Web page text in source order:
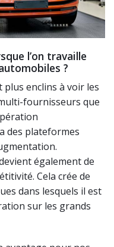
l’on travaille
?
plus enclins à voir les
fournisseurs que
des plateformes
également de
Cela crée de
dans lesquels il est
sur les grands